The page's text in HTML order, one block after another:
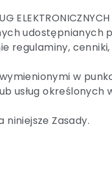
udostępnianych
regulaminy,
w
określonych
Zasady.